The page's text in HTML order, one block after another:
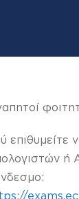
επιθυμείτε
ή